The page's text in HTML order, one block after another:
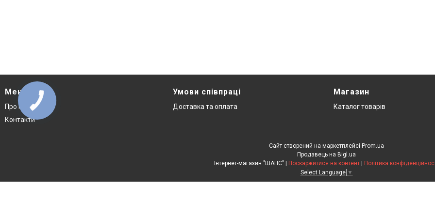
Меню
Про нас
Контакти
Умови співпраці
Доставка та оплата
Магазин
Каталог товарів
Сайт створений на маркетплейсі Prom.ua
Продавець на Bigl.ua
Поскаржитися на контент
Політика
Select Language ▼